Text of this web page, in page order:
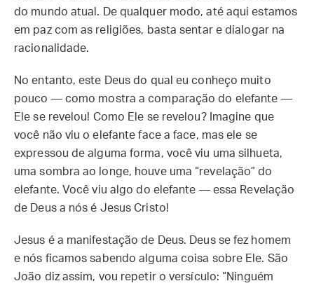
do mundo atual. De qualquer modo, até aqui estamos
em paz com as religiões, basta sentar e dialogar na
racionalidade.
No entanto, este Deus do qual eu conheço muito
pouco — como mostra a comparação do elefante —
Ele se revelou! Como Ele se revelou? Imagine que
você não viu o elefante face a face, mas ele se
expressou de alguma forma, você viu uma silhueta,
uma sombra ao longe, houve uma “revelação” do
elefante. Você viu algo do elefante — essa Revelação
de Deus a nós é Jesus Cristo!
Jesus é a manifestação de Deus. Deus se fez homem
e nós ficamos sabendo alguma coisa sobre Ele. São
João diz assim, vou repetir o versículo: “Ninguém